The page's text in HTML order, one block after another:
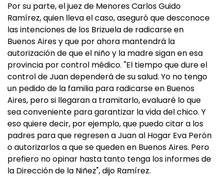
Por su parte, el juez de Menores Carlos Guido
Ramírez, quien lleva el caso, aseguró que desconoce
las intenciones de los Brizuela de radicarse en
Buenos Aires y que por ahora mantendrá la
autorización de que el niño y la madre sigan en esa
provincia por control médico. "El tiempo que dure el
control de Juan dependerá de su salud. Yo no tengo
un pedido de la familia para radicarse en Buenos
Aires, pero si llegaran a tramitarlo, evaluaré lo que
sea conveniente para garantizar la vida del chico. Y
eso quiere decir, por ejemplo, que puedo citar a los
padres para que regresen a Juan al Hogar Eva Perón
o autorizarlos a que se queden en Buenos Aires. Pero
prefiero no opinar hasta tanto tenga los informes de
la Dirección de la Niñez", dijo Ramírez.